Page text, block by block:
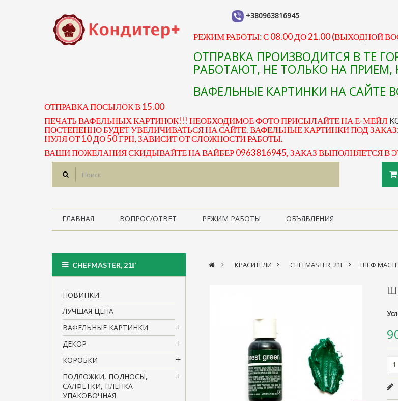
+380963816945
РЕЖИМ РАБОТЫ: С 08.00 ДО 21.00 (ВЫХОДНОЙ
ОТПРАВКА ПРОИЗВОДИТСЯ В ТЕ
РАБОТАЮТ, НЕ ТОЛЬКО НА ПРИЕМ,
ВАФЕЛЬНЫЕ КАРТИНКИ НА САЙТЕ
ОТПРАВКА ПОСЫЛОК В 15.00
ПЕЧАТЬ ВАФЕЛЬНЫХ КАРТИНОК!!! НЕОБХОДИМОЕ ФОТО ПРИСЫЛАЙТЕ НА Е-МЕЙЛ
ПОСТЕПЕННО БУДЕТ УВЕЛИЧИВАТЬСЯ НА САЙТЕ. ВАФЕЛЬНЫЕ КАРТИНКИ ПОД
НУЛЯ ОТ 10 ДО 50 ГРН, ЗАВИСИТ ОТ СЛОЖНОСТИ РАБОТЫ.
ВАШИ ПОЖЕЛАНИЯ СКИДЫВАЙТЕ НА ВАЙБЕР 0963816945, ЗАКАЗ ВЫПОЛНЯЕТСЯ В
ГЛАВНАЯ ВОПРОС/ОТВЕТ РЕЖИМ РАБОТЫ ОБЪЯВЛЕНИЯ
CHEFMASTER, 21Г
НОВИНКИ
ЛУЧШАЯ ЦЕНА
ВАФЕЛЬНЫЕ КАРТИНКИ
ДЕКОР
КОРОБКИ
ПОДЛОЖКИ, ПОДНОСЫ,
САЛФЕТКИ, ПЛЕНКА
УПАКОВОЧНАЯ
> КРАСИТЕЛИ > CHEFMASTER, 21Г > ШЕФ